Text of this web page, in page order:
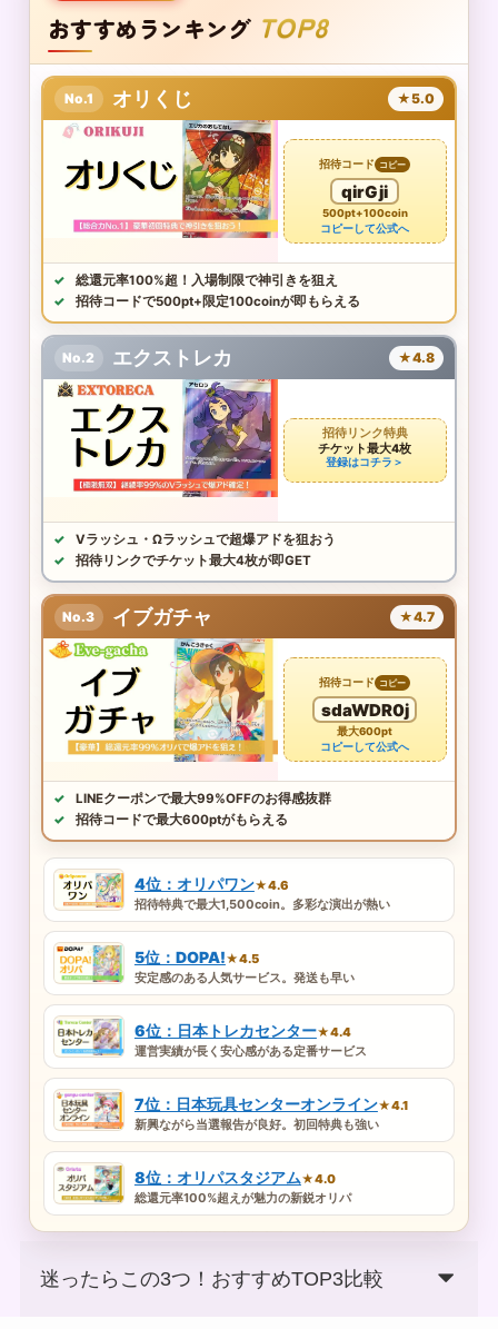
おすすめランキング TOP8
No.1 オリくじ ★5.0
招待コード コピー
qirGji
500pt+100coin
コピーして公式へ
総還元率100%超！入場制限で神引きを狙え
招待コードで500pt+限定100coinが即もらえる
No.2 エクストレカ ★4.8
招待リンク特典
チケット最大4枚
登録はコチラ＞
Vラッシュ・Ωラッシュで超爆アドを狙おう
招待リンクでチケット最大4枚が即GET
No.3 イブガチャ ★4.7
招待コード コピー
sdaWDR0j
最大600pt
コピーして公式へ
LINEクーポンで最大99%OFFのお得感抜群
招待コードで最大600ptがもらえる
4位：オリパワン★4.6
招待特典で最大1,500coin。多彩な演出が熱い
5位：DOPA!★4.5
安定感のある人気サービス。発送も早い
6位：日本トレカセンター★4.4
運営実績が長く安心感がある定番サービス
7位：日本玩具センターオンライン★4.1
新興ながら当選報告が良好。初回特典も強い
8位：オリパスタジアム★4.0
総還元率100%超えが魅力の新鋭オリパ
迷ったらこの3つ！おすすめTOP3比較